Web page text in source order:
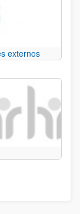
externos